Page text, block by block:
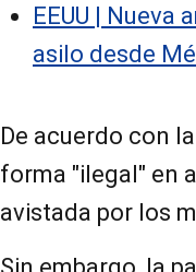
EEUU | Nueva
asilo desde
De acuerdo con
forma "ilegal" en
avistada por los